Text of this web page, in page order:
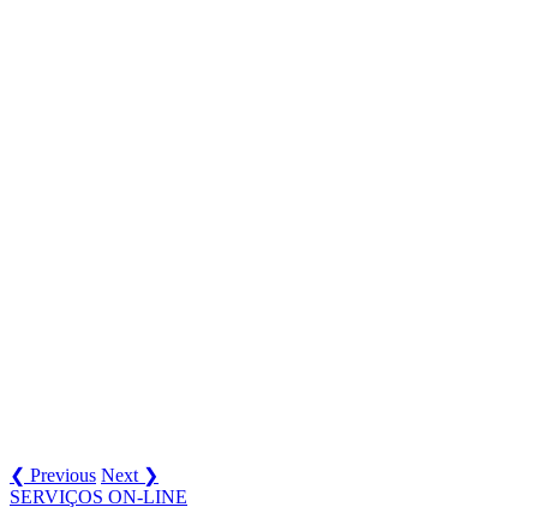
❮ Previous Next ❯
SERVIÇOS ON-LINE